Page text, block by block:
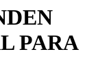
PARA